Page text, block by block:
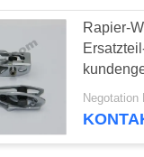
Rapier-
Größe
Negotation